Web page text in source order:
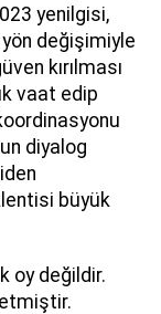
yenilgisi,
değişimiyle
kırılması
vaat edip
diyalog
büyük
oy değildir.